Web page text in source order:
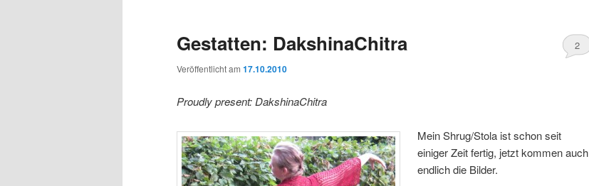
Gestatten: DakshinaChitra
Veröffentlicht am 17.10.2010
2
Proudly present: DakshinaChitra
Mein Shrug/Stola ist schon seit
einiger Zeit fertig, jetzt kommen auch
endlich die Bilder.